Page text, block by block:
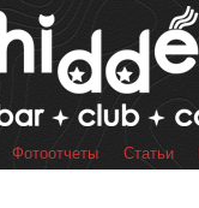
Перейти к
основному
содержанию
Фотоотчеты Статьи